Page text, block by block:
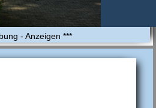
- Anzeigen ***